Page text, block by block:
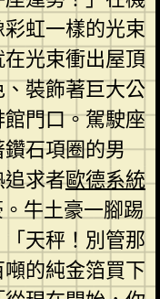
虹一樣的光束
光束衝出屋頂
裝飾著巨大公
門口。駕駛座
石項圈的男
求者歐德系統
牛土豪一腳踢
天秤！別管那
的純金箔買下